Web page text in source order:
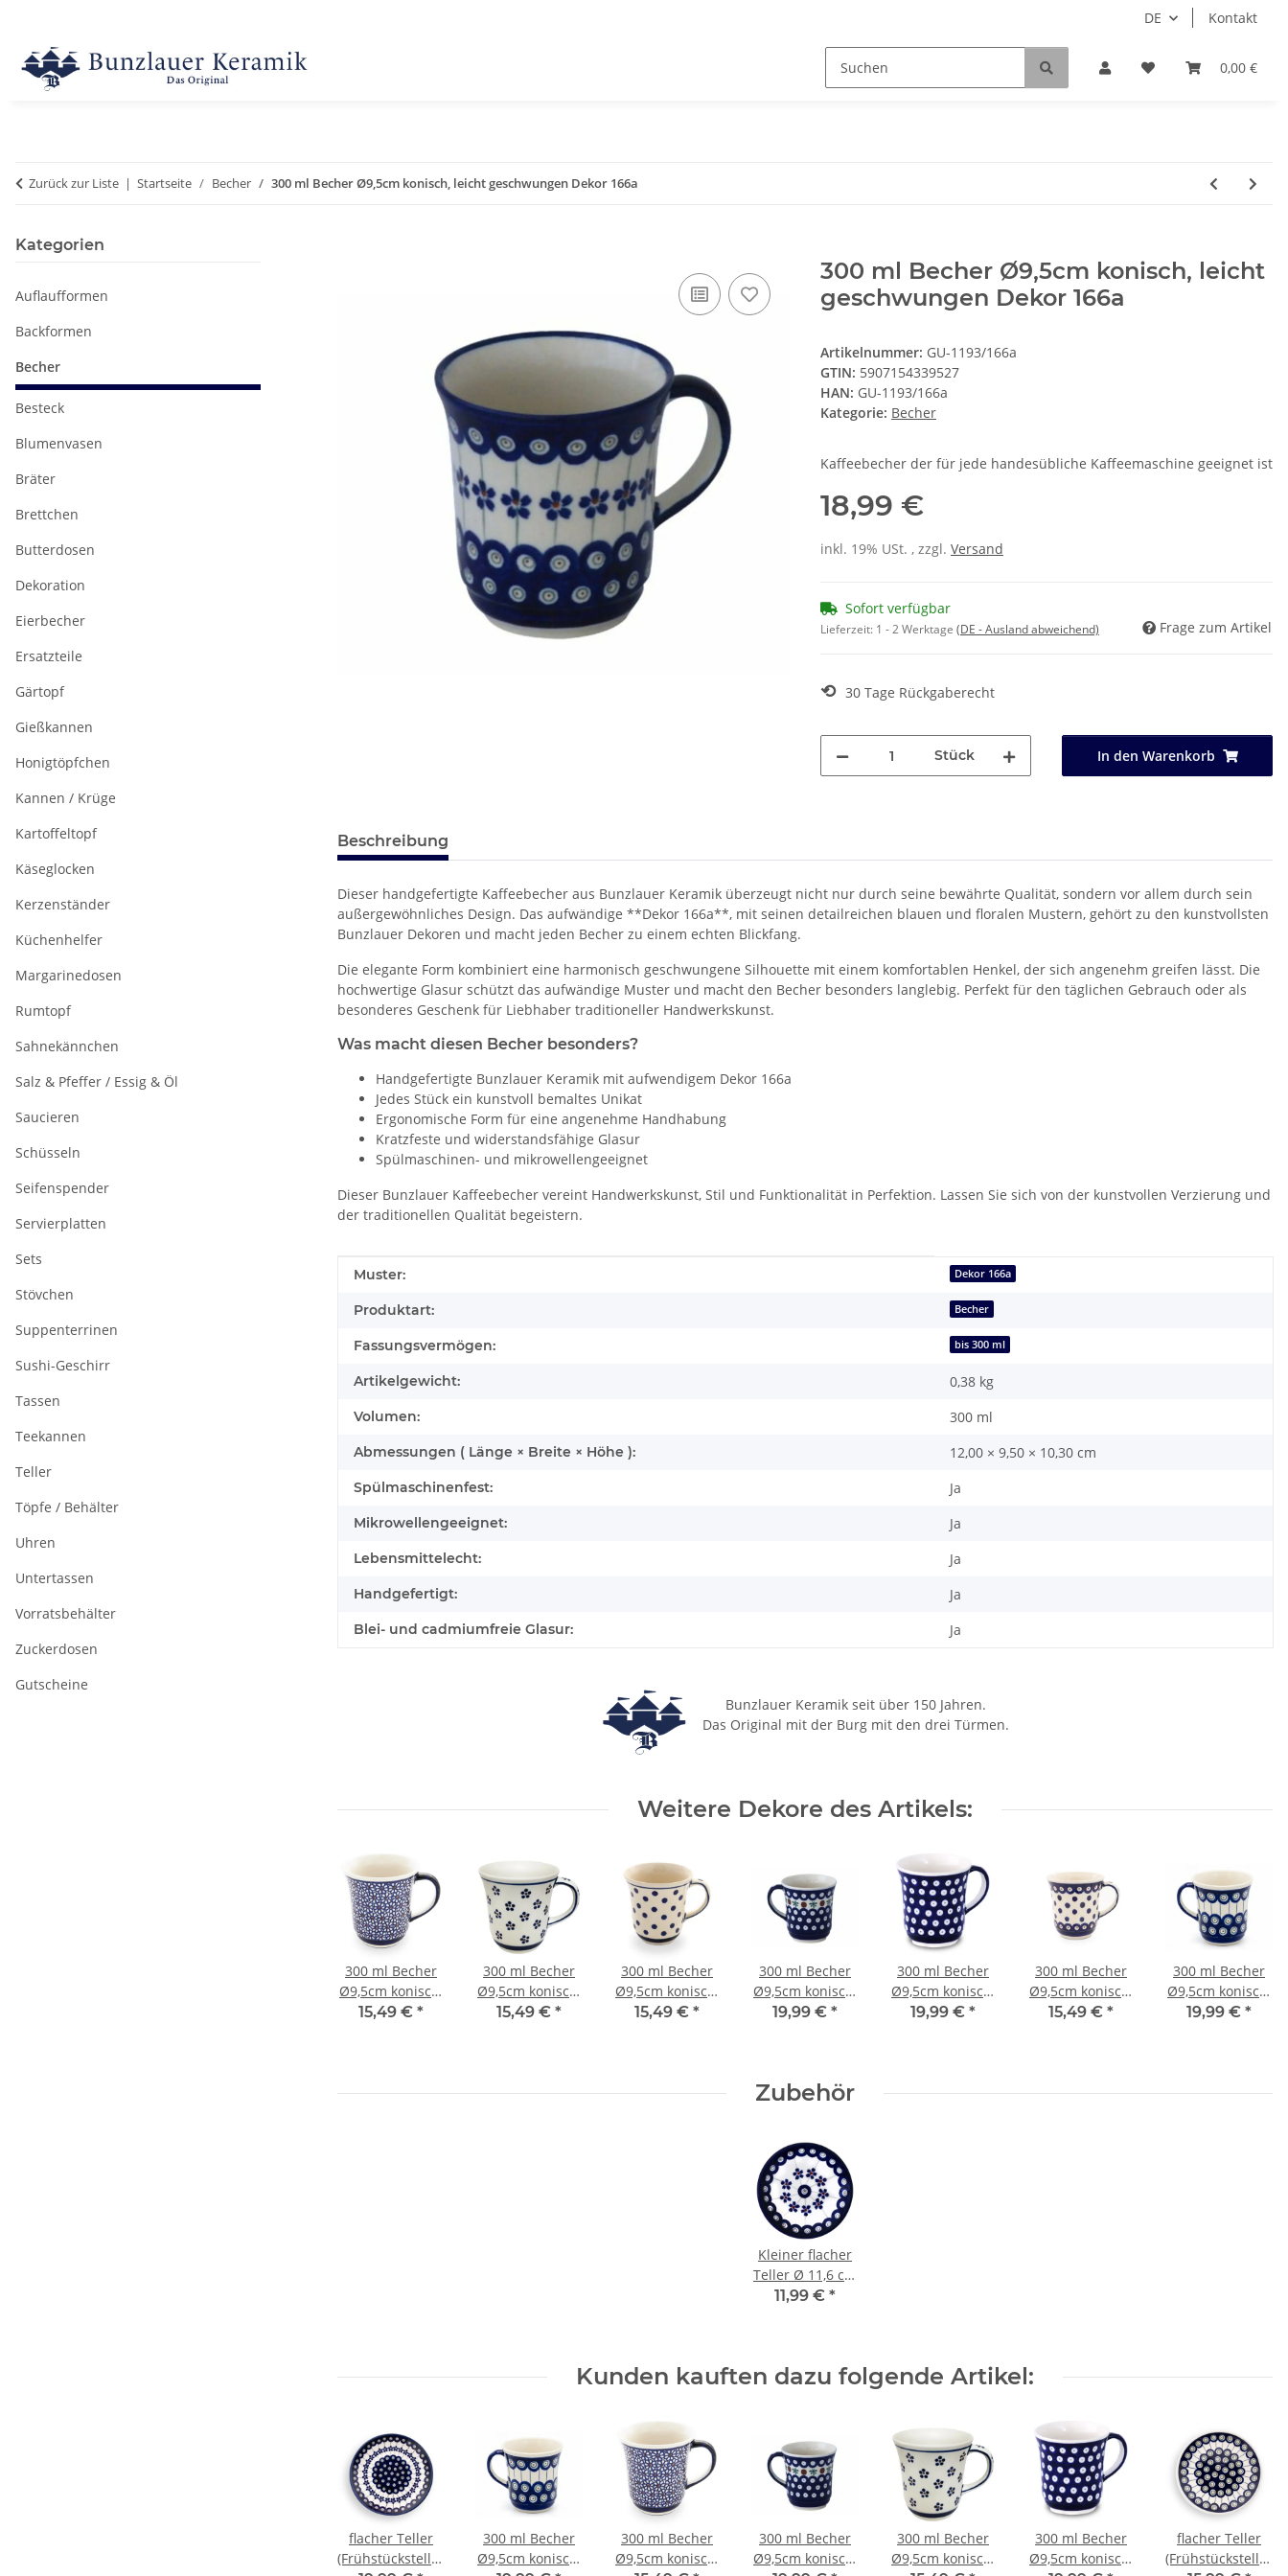
DE Kontakt
0,00 €
Zurück zur Liste Startseite Becher 300 ml Becher Ø9,5cm konisch, leicht geschwungen Dekor 166a
300 ml Becher Ø9,5cm konisch, leicht
geschwungen Dekor 166a
Artikelnummer: GU-1193/166a
GTIN: 5907154339527
HAN: GU-1193/166a
Kategorie: Becher
Kaffeebecher der für jede handesübliche Kaffeemaschine geeignet ist
18,99 €
inkl. 19% USt. , zzgl. Versand
Sofort verfügbar
Lieferzeit: 1 - 2 Werktage (DE - Ausland abweichend) Frage zum Artikel
⟲ 30 Tage Rückgaberecht
Stück In den Warenkorb
Beschreibung
Dieser handgefertigte Kaffeebecher aus Bunzlauer Keramik überzeugt nicht nur durch seine bewährte Qualität, sondern vor allem durch sein
außergewöhnliches Design. Das aufwändige **Dekor 166a**, mit seinen detailreichen blauen und floralen Mustern, gehört zu den kunstvollsten
Bunzlauer Dekoren und macht jeden Becher zu einem echten Blickfang.
Die elegante Form kombiniert eine harmonisch geschwungene Silhouette mit einem komfortablen Henkel, der sich angenehm greifen lässt. Die
hochwertige Glasur schützt das aufwändige Muster und macht den Becher besonders langlebig. Perfekt für den täglichen Gebrauch oder als
besonderes Geschenk für Liebhaber traditioneller Handwerkskunst.
Was macht diesen Becher besonders?
Handgefertigte Bunzlauer Keramik mit aufwendigem Dekor 166a
Jedes Stück ein kunstvoll bemaltes Unikat
Ergonomische Form für eine angenehme Handhabung
Kratzfeste und widerstandsfähige Glasur
Spülmaschinen- und mikrowellengeeignet
Dieser Bunzlauer Kaffeebecher vereint Handwerkskunst, Stil und Funktionalität in Perfektion. Lassen Sie sich von der kunstvollen Verzierung und
der traditionellen Qualität begeistern.
Produkteigenschaft
Wert
Muster: Dekor 166a
Produktart: Becher
Fassungsvermögen: bis 300 ml
Artikelgewicht: 0,38 kg
Volumen: 300 ml
Abmessungen ( Länge × Breite × Höhe ): 12,00 × 9,50 × 10,30 cm
Spülmaschinenfest: Ja
Mikrowellengeeignet: Ja
Lebensmittelecht: Ja
Handgefertigt: Ja
Blei- und cadmiumfreie Glasur: Ja
Bunzlauer Keramik seit über 150 Jahren.
Das Original mit der Burg mit den drei Türmen.
Weitere Dekore des Artikels:
300 ml Becher
Ø9,5cm konisch,
leicht
15,49 € *
300 ml Becher
Ø9,5cm konisch,
leicht
15,49 € *
300 ml Becher
Ø9,5cm konisch,
leicht
15,49 € *
300 ml Becher
Ø9,5cm konisch,
leicht
19,99 € *
300 ml Becher
Ø9,5cm konisch,
leicht
19,99 € *
300 ml Becher
Ø9,5cm konisch,
leicht
15,49 € *
300 ml Becher
Ø9,5cm konisch,
leicht
19,99 € *
Zubehör
Kleiner flacher
Teller Ø 11,6 cm
– Perfekt als
Dekor 166a
11,99 € *
Kunden kauften dazu folgende Artikel:
flacher Teller
(Frühstücksteller),
300 ml Becher
Ø9,5cm konisch,
300 ml Becher
Ø9,5cm konisch,
300 ml Becher
Ø9,5cm konisch,
300 ml Becher
Ø9,5cm konisch,
300 ml Becher
Ø9,5cm konisch,
flacher Teller
(Frühstücksteller),
Kategorien
Auflaufformen
Backformen
Becher
Besteck
Blumenvasen
Bräter
Brettchen
Butterdosen
Dekoration
Eierbecher
Ersatzteile
Gärtopf
Gießkannen
Honigtöpfchen
Kannen / Krüge
Kartoffeltopf
Käseglocken
Kerzenständer
Küchenhelfer
Margarinedosen
Rumtopf
Sahnekännchen
Salz & Pfeffer / Essig & Öl
Saucieren
Schüsseln
Seifenspender
Servierplatten
Sets
Stövchen
Suppenterrinen
Sushi-Geschirr
Tassen
Teekannen
Teller
Töpfe / Behälter
Uhren
Untertassen
Vorratsbehälter
Zuckerdosen
Gutscheine